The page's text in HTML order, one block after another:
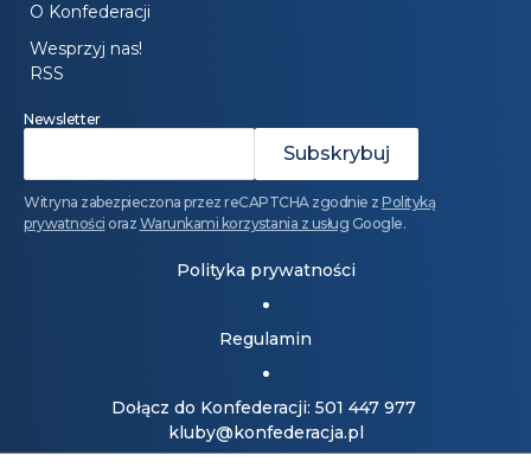
O Konfederacji
Wesprzyj nas!
RSS
Newsletter
Witryna zabezpieczona przez reCAPTCHA zgodnie z Polityką
prywatności oraz Warunkami korzystania z usług Google.
Polityka prywatności
Regulamin
Dołącz do Konfederacji: 501 447 977
kluby@konfederacja.pl